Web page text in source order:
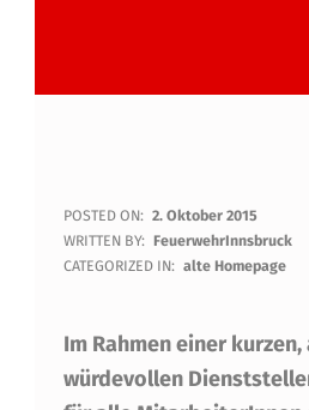
F
E
E
R
POSTED ON: 2. Oktober 2015
WRITTEN BY: FeuerwehrInnsbruck
CATEGORIZED IN: alte Homepage
Im Rahmen einer
würdevollen